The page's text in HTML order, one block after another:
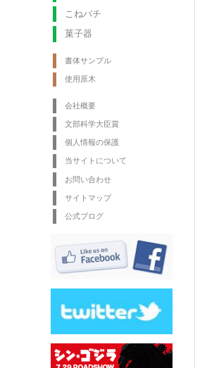
こねバチ
菓子器
書体サンプル
使用原木
会社概要
文部科学大臣賞
個人情報の保護
当サイトについて
お問い合わせ
サイトマップ
公式ブログ